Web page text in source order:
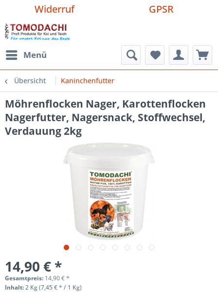
Widerruf GPSR
Menü
Übersicht Kaninchenfutter
Möhrenflocken Nager, Karottenflocken
Nagerfutter, Nagersnack, Stoffwechsel,
Verdauung 2kg
14,90 € *
Gesamtpreis: 14,90€*
Inhalt:2 Kg (7,45 € * / 1 Kg)